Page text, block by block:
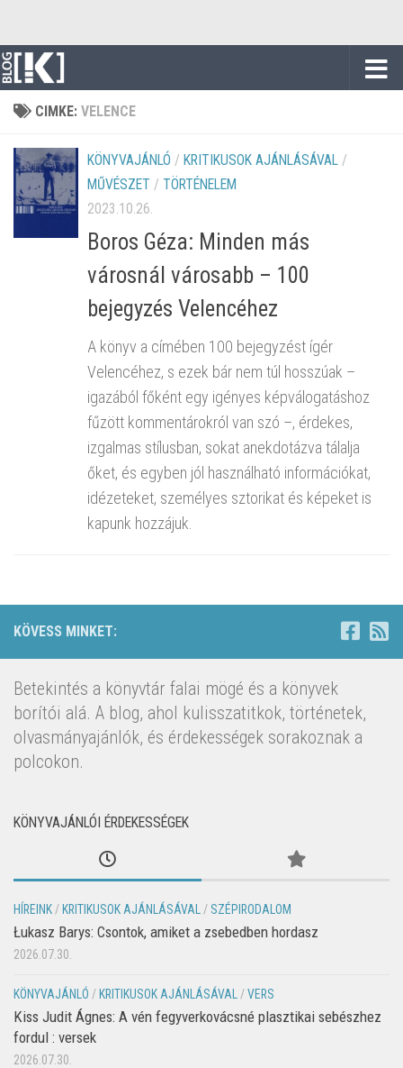
CIMKE: VELENCE
KÖNYVAJÁNLÓ / KRITIKUSOK AJÁNLÁSÁVAL /
MŰVÉSZET / TÖRTÉNELEM
2023.10.26.
Boros Géza: Minden más
városnál városabb – 100
bejegyzés Velencéhez
A könyv a címében 100 bejegyzést ígér
Velencéhez, s ezek bár nem túl hosszúak –
igazából főként egy igényes képválogatáshoz
fűzött kommentárokról van szó –, érdekes,
izgalmas stílusban, sokat anekdotázva tálalja
őket, és egyben jól használható információkat,
idézeteket, személyes sztorikat és képeket is
kapunk hozzájuk.
KÖVESS MINKET:
Betekintés a könyvtár falai mögé és a könyvek
borítói alá. A blog, ahol kulisszatitkok, történetek,
olvasmányajánlók, és érdekességek sorakoznak a
polcokon.
KÖNYVAJÁNLÓI ÉRDEKESSÉGEK
HÍREINK / KRITIKUSOK AJÁNLÁSÁVAL / SZÉPIRODALOM
Łukasz Barys: Csontok, amiket a zsebedben hordasz
2026.07.30.
KÖNYVAJÁNLÓ / KRITIKUSOK AJÁNLÁSÁVAL /VERS
Kiss Judit Ágnes: A vén fegyverkovácsné plasztikai sebészhez
fordul : versek
2026.07.30.